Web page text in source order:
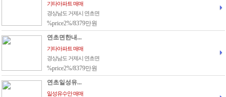
기타아파트 매매
경상남도 거제시 연초면
%price2%/8379만원
연초면한내...
기타아파트 매매
경상남도 거제시 연초면
%price2%/8379만원
연초일성유...
일성유수안 매매